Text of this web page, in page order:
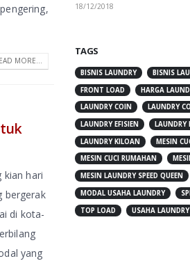
MORE...
kian hari
bergerak
di kota-
yang
18/12/2018
TAGS
BISNIS LAUNDRY
BISNIS
FRONT LOAD
HARGA
LAUNDRY COIN
LAUNDRY
LAUNDRY EFISIEN
LAUNDRY
LAUNDRY KILOAN
MESIN
MESIN CUCI RUMAHAN
MESIN LAUNDRY SPEED QUEEN
MODAL USAHA LAUNDRY
TOP LOAD
USAHA LAUNDRY